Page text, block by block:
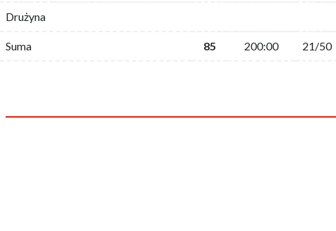
Drużyna
Suma 85 200:00 21/50